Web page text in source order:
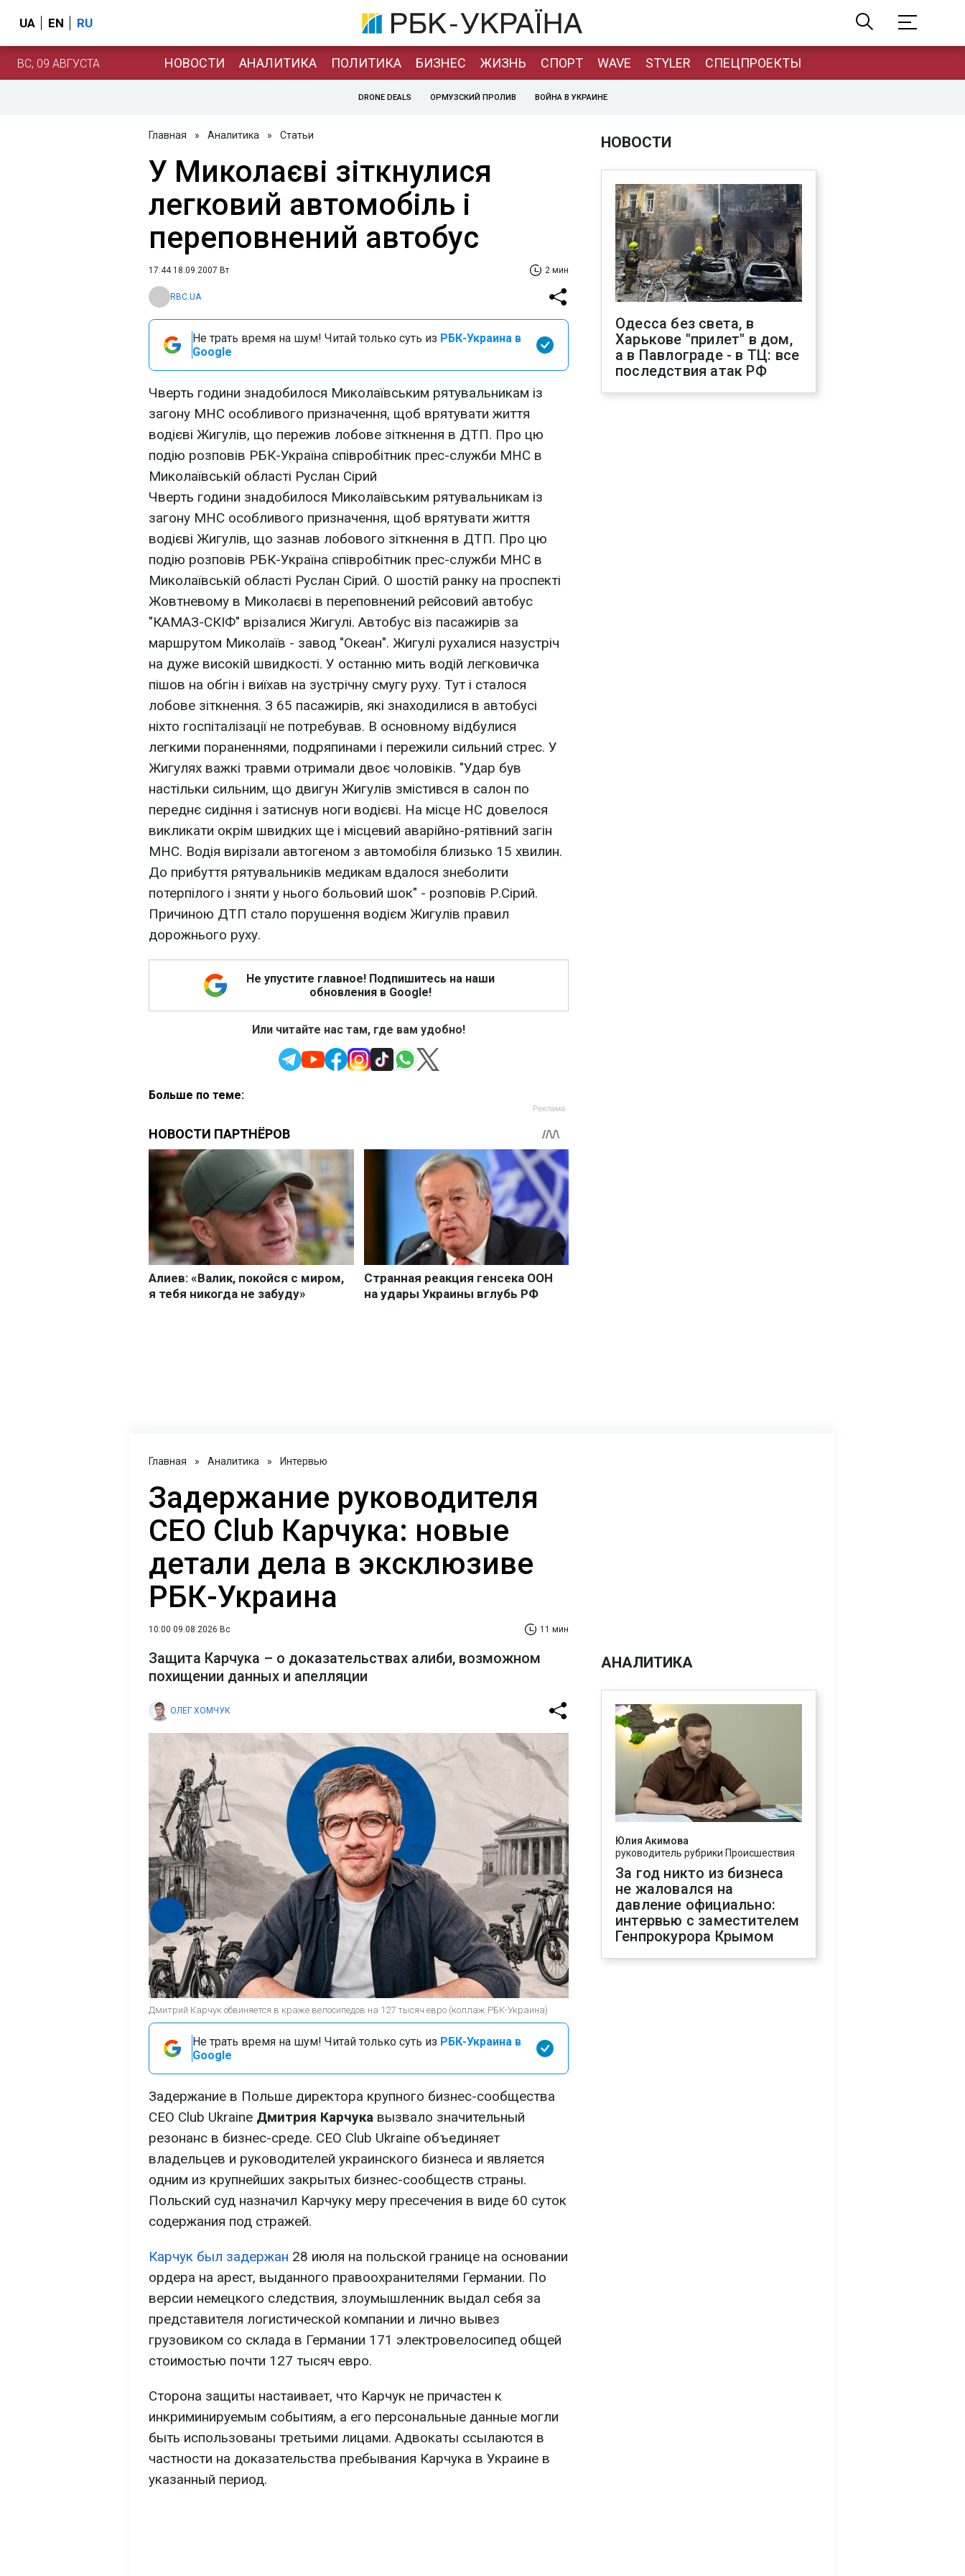
UA EN RU
ВС, 09 АВГУСТА НОВОСТИ АНАЛИТИКА ПОЛИТИКА БИЗНЕС ЖИЗНЬ СПОРТ WAVE STYLER СПЕЦПРОЕКТЫ
DRONE DEALS ОРМУЗСКИЙ ПРОЛИВ ВОЙНА В УКРАИНЕ
Главная » Аналитика » Статьи
У Миколаєві зіткнулися
легковий автомобіль і
переповнений автобус
17:44 18.09.2007 Вт 2 мин
RBC.UA
Не трать время на шум! Читай только суть из РБК-Украина в
Google
Чверть години знадобилося Миколаївським рятувальникам із
загону МНС особливого призначення, щоб врятувати життя
водієві Жигулів, що пережив лобове зіткнення в ДТП. Про цю
подію розповів РБК-Україна співробітник прес-служби МНС в
Миколаївській області Руслан Сірий
Чверть години знадобилося Миколаївським рятувальникам із
загону МНС особливого призначення, щоб врятувати життя
водієві Жигулів, що зазнав лобового зіткнення в ДТП. Про цю
подію розповів РБК-Україна співробітник прес-служби МНС в
Миколаївській області Руслан Сірий. О шостiй ранку на проспекті
Жовтневому в Миколаєві в переповнений рейсовий автобус
"КАМАЗ-СКІФ" врізалися Жигулі. Автобус віз пасажирів за
маршрутом Миколаїв - завод "Океан". Жигулі рухалися назустріч
на дуже високій швидкості. У останню мить водій легковичка
пішов на обгін і виїхав на зустрічну смугу руху. Тут і cталося
лобове зіткнення. З 65 пасажирів, які знаходилися в автобусі
ніхто госпіталізації не потребував. В основному відбулися
легкими пораненнями, подряпинами і пережили сильний стрес. У
Жигулях важкі травми отримали двоє чоловіків. "Удар був
настільки сильним, що двигун Жигулів змістився в салон по
переднє сидіння і затиснув ноги водієві. На місце НС довелося
викликати окрім швидких ще і місцевий аварійно-рятівний загін
МНС. Водія вирізали автогеном з автомобіля близько 15 хвилин.
До прибуття рятувальників медикам вдалося знеболити
потерпiлого і зняти у нього больовий шок" - розповів Р.Сірий.
Причиною ДТП стало порушення водієм Жигулiв правил
дорожнього руху.
Не упустите главное! Подпишитесь на наши
обновления в Google!
Или читайте нас там, где вам удобно!
Больше по теме:
НОВОСТИ
Одесса без света, в
Харькове "прилет" в дом,
а в Павлограде - в ТЦ: все
последствия атак РФ
Главная » Аналитика » Интервью
Задержание руководителя
CEO Club Карчука: новые
детали дела в эксклюзиве
РБК-Украина
10:00 09.08.2026 Вс 11 мин
Защита Карчука – о доказательствах алиби, возможном
похищении данных и апелляции
ОЛЕГ ХОМЧУК
Дмитрий Карчук обвиняется в краже велосипедов на 127 тысяч евро (коллаж РБК-Украина)
Не трать время на шум! Читай только суть из РБК-Украина в
Google
Задержание в Польше директора крупного бизнес-сообщества
CEO Club Ukraine Дмитрия Карчука вызвало значительный
резонанс в бизнес-среде. CEO Club Ukraine объединяет
владельцев и руководителей украинского бизнеса и является
одним из крупнейших закрытых бизнес-сообществ страны.
Польский суд назначил Карчуку меру пресечения в виде 60 суток
содержания под стражей.
Карчук был задержан 28 июля на польской границе на основании
ордера на арест, выданного правоохранителями Германии. По
версии немецкого следствия, злоумышленник выдал себя за
представителя логистической компании и лично вывез
грузовиком со склада в Германии 171 электровелосипед общей
стоимостью почти 127 тысяч евро.
Сторона защиты настаивает, что Карчук не причастен к
инкриминируемым событиям, а его персональные данные могли
быть использованы третьими лицами. Адвокаты ссылаются в
частности на доказательства пребывания Карчука в Украине в
указанный период.
АНАЛИТИКА
Юлия Акимова
руководитель рубрики Происшествия
За год никто из бизнеса
не жаловался на
давление официально:
интервью с заместителем
Генпрокурора Крымом